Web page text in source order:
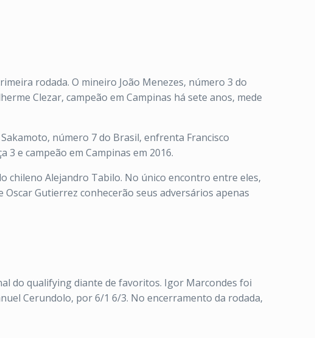
rodada. O mineiro João Menezes, número 3 do
Clezar, campeão em Campinas há sete anos, mede
número 7 do Brasil, enfrenta Francisco
3 e campeão em Campinas em 2016.
chileno Alejandro Tabilo. No único encontro entre eles,
Gutierrez conhecerão seus adversários apenas
do qualifying diante de favoritos. Igor Marcondes foi
Cerundolo, por 6/1 6/3. No encerramento da rodada,